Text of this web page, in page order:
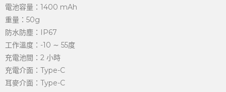
電池容量：1400 mAh
重量：50g
防水防塵：IP67
工作溫度：-10 ∼ 55度
充電池間：2 小時
充電介面：Type-C
耳麥介面：Type-C